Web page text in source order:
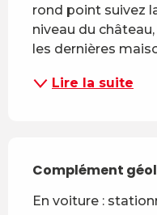
rond point suivez
niveau du
les dernières
Lire la suite
Complément
Complément
En voiture :